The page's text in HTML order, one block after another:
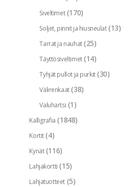
Siveltimet (170)
Soljet, pinnit ja hiusneulat (13)
Tarrat ja nauhat (25)
Täyttösiveltimet (14)
Tyhjät pullot ja purkit (30)
Välirenkaat (38)
Valuhartsi (1)
Kalligrafia (1848)
Kortit (4)
Kynät (116)
Lahjakortti (15)
Lahjatuotteet (5)